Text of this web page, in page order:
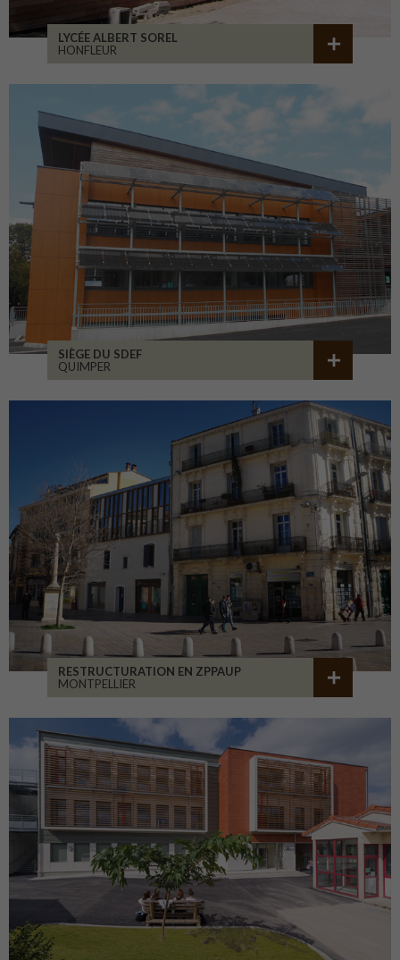
LYCÉE ALBERT SOREL
HONFLEUR
SIÈGE DU SDEF
QUIMPER
RESTRUCTURATION EN ZPPAUP
MONTPELLIER